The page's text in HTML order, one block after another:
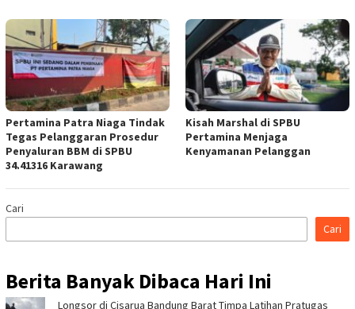
Pertamina Patra Niaga Tindak
Tegas Pelanggaran Prosedur
Penyaluran BBM di SPBU
34.41316 Karawang
Kisah Marshal di SPBU
Pertamina Menjaga
Kenyamanan Pelanggan
Cari
Cari
Berita Banyak Dibaca Hari Ini
Longsor di Cisarua Bandung Barat Timpa Latihan Pra­tugas